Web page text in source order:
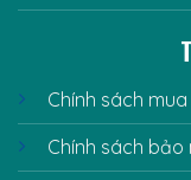
Chính sách
Chính sách